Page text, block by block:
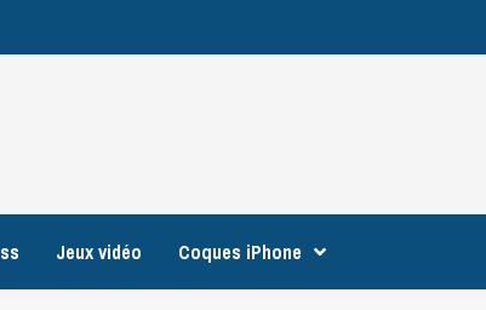
Jeux vidéo Coques iPhone